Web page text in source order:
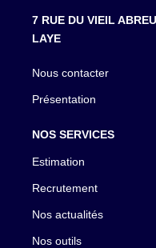
7 RUE DU VIEIL
LAYE
Nous contacter
Présentation
NOS SERVICES
Estimation
Recrutement
Nos actualités
Nos outils